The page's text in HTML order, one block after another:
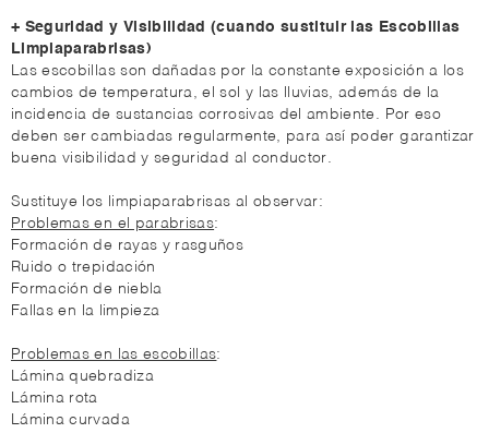
+ Seguridad y Visibilidad (cuando sustituir las Escobillas
Limpiaparabrisas)
Las escobillas son dañadas por la constante exposición a los
cambios de temperatura, el sol y las lluvias, además de la
incidencia de sustancias corrosivas del ambiente. Por eso
deben ser cambiadas regularmente, para así poder garantizar
buena visibilidad y seguridad al conductor.
Sustituye los limpiaparabrisas al observar:
Problemas en el parabrisas:
Formación de rayas y rasguños
Ruido o trepidación
Formación de niebla
Fallas en la limpieza
Problemas en las escobillas:
Lámina quebradiza
Lámina rota
Lámina curvada